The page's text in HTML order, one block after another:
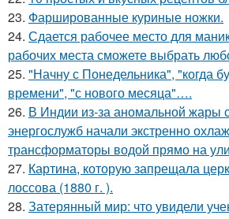
23. Фаршированные куриные ножки.
24. Сдается рабочее место для
рабочих места сможете выбрать
25. "Начну с Понедельника", "когда
времени", "с нового месяца"….
26. В Индии из-за аномальной жары
энергослужб начали экстренно
трансформаторы водой прямо на
27. Картина, которую запрещала
лоссова (1880 г. ).
28. Затерянный мир: что увидели